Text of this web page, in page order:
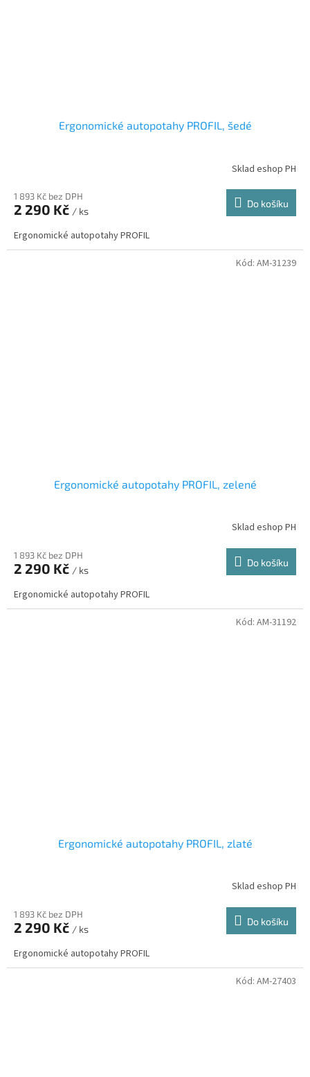
Ergonomické autopotahy PROFIL, šedé
Sklad eshop PH
1 893 Kč bez DPH
2 290 Kč / ks
Do košíku
Ergonomické autopotahy PROFIL
Ergonomické autopotahy PROFIL, zelené
Sklad eshop PH
1 893 Kč bez DPH
2 290 Kč / ks
Do košíku
Ergonomické autopotahy PROFIL
Kód: AM-31239
Ergonomické autopotahy PROFIL, zlaté
Sklad eshop PH
1 893 Kč bez DPH
2 290 Kč / ks
Do košíku
Ergonomické autopotahy PROFIL
Kód: AM-31192
Kód: AM-27403